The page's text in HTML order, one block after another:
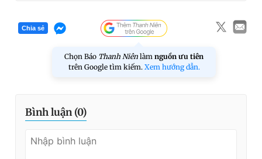
Chia sẻ
Chọn Báo Thanh Niên làm nguồn ưu tiên
trên Google tìm kiếm. Xem hướng dẫn.
Bình luận (0)